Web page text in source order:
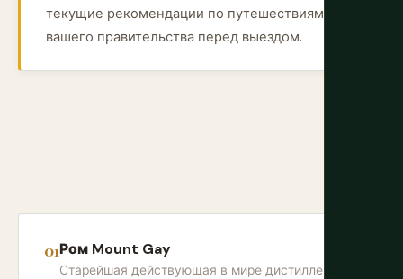
текущие рекомендации по путешествиям
вашего правительства перед выездом.
Ром Mount Gay
Старейшая действующая в мире дистиллерия